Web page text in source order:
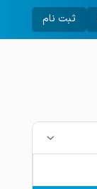
ثبت نام